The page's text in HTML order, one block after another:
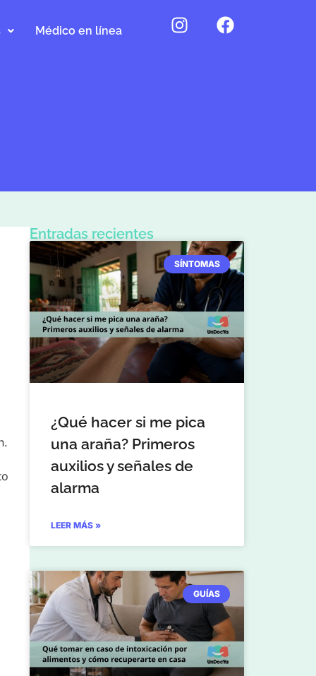
Médico en línea
Entradas recientes
SÍNTOMAS
¿Qué hacer si me pica
una araña? Primeros
auxilios y señales de
alarma
LEER MÁS »
GUÍAS